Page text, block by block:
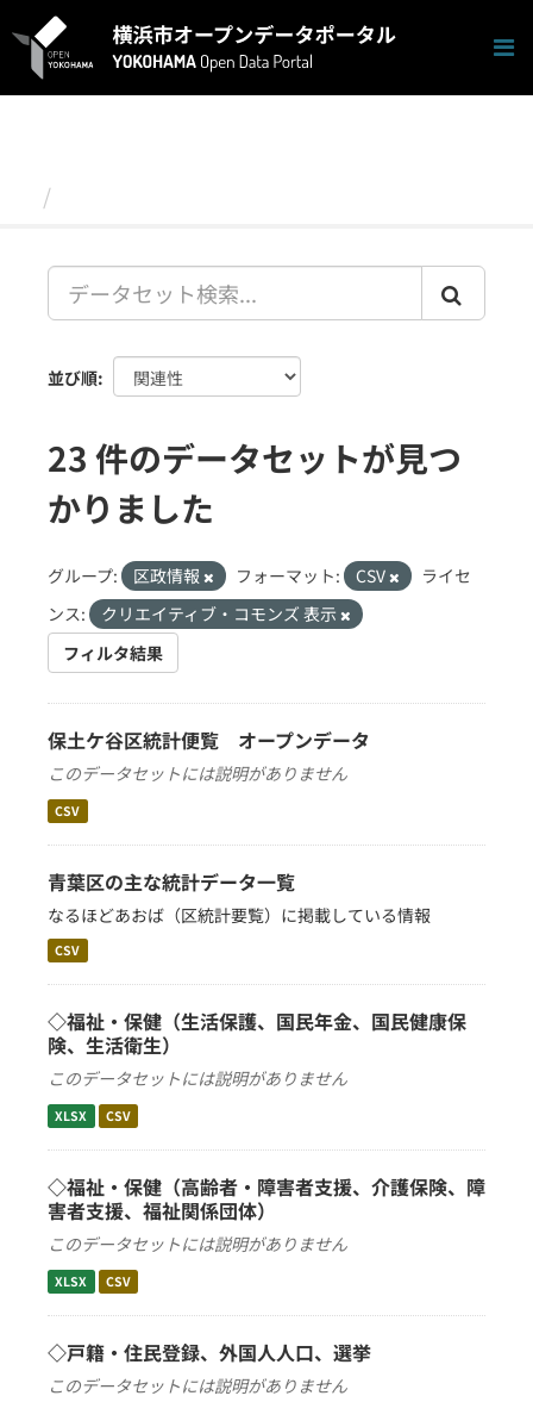
キ
並び順
23 件のデータセットが見つ
かりました
グループ: 区政情報 フォーマット: CSV
ライセ
ンス:
クリエイティブ・コモンズ 表示
フィルタ結果
保土ケ谷区統計便覧 オープンデータ
このデータセットには説明がありません
CSV
青葉区の主な統計データ一覧
なるほどあおば（区統計要覧）に掲載している情報
CSV
◇福祉・保健（生活保護、国民年金、国民健康保
険、生活衛生）
このデータセットには説明がありません
XLSX CSV
◇福祉・保健（高齢者・障害者支援、介護保険、障
害者支援、福祉関係団体）
このデータセットには説明がありません
XLSX CSV
◇戸籍・住民登録、外国人人口、選挙
このデータセットには説明がありません